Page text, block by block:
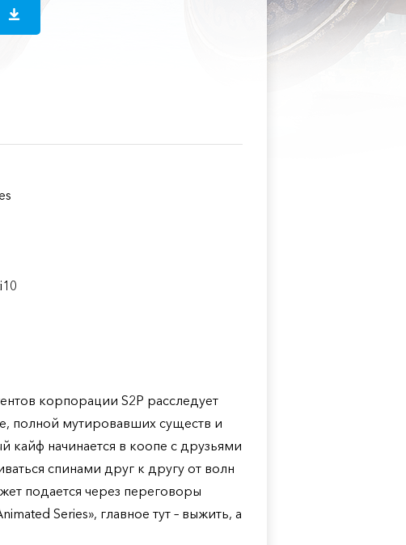
корпорации S2P расследует
полной мутировавших существ и
начинается в коопе с друзьями
спинами друг к другу от волн
подается через переговоры
Series», главное тут – выжить, а